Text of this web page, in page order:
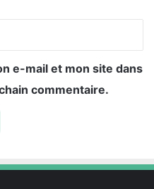
e-mail et mon site dans
commentaire.